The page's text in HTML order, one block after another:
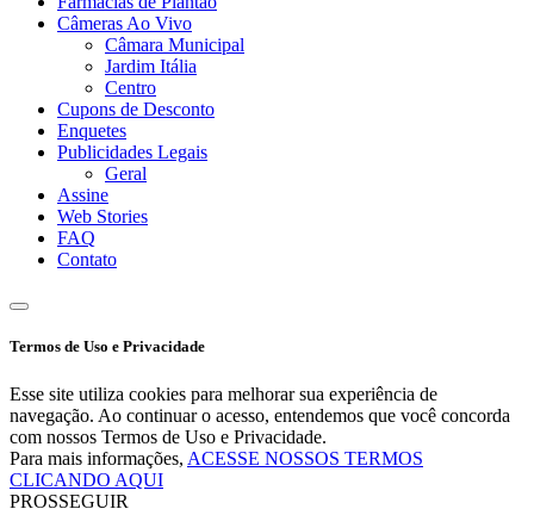
Câmeras Ao Vivo
Câmara Municipal
Jardim Itália
Centro
Cupons de Desconto
Enquetes
Publicidades Legais
Geral
Assine
Web Stories
FAQ
Contato
Termos de Uso e Privacidade
Esse site utiliza cookies para melhorar sua experiência de
navegação. Ao continuar o acesso, entendemos que você concorda
com nossos Termos de Uso e Privacidade.
Para mais informações, ACESSE NOSSOS TERMOS
CLICANDO AQUI
PROSSEGUIR